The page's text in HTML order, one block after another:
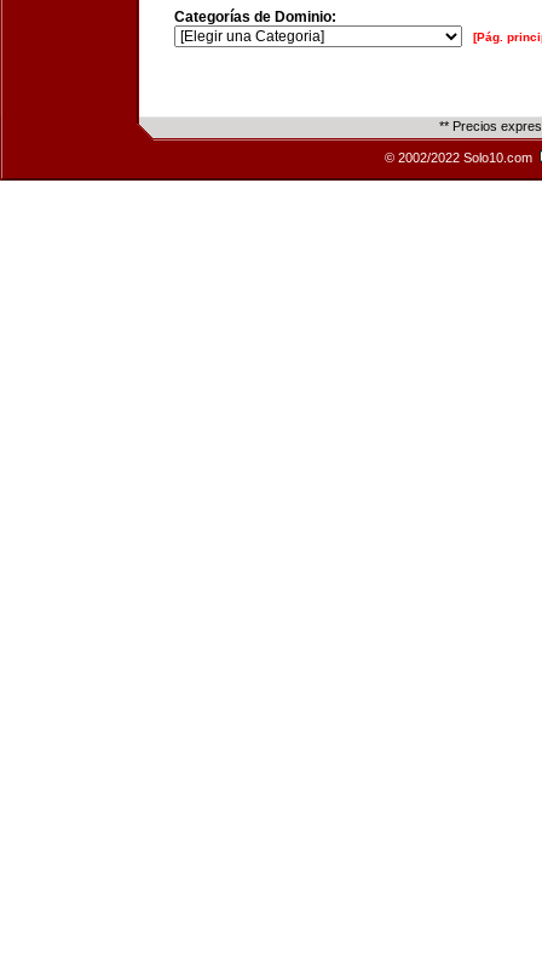
Categorías de Dominio:
[Pág.
** Precios
© 2002/2022 Solo10.com